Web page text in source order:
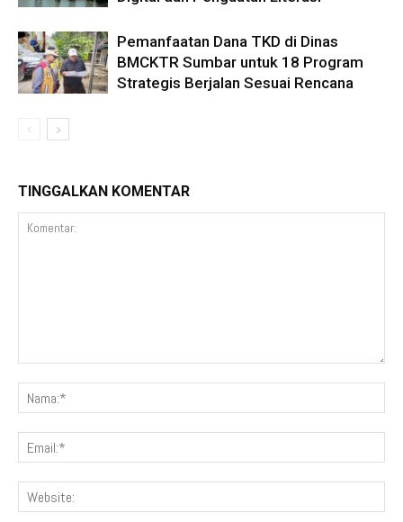
Pemanfaatan Dana TKD di Dinas
BMCKTR Sumbar untuk 18 Program
Strategis Berjalan Sesuai Rencana
TINGGALKAN KOMENTAR